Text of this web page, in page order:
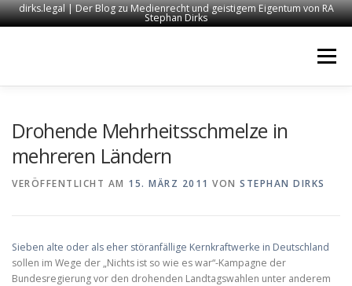
dirks.legal | Der Blog zu Medienrecht und geistigem Eigentum von RA
Stephan Dirks
Menü
Drohende Mehrheitsschmelze in
mehreren Ländern
VERÖFFENTLICHT AM 15. MÄRZ 2011 VON STEPHAN DIRKS
Sieben alte oder als eher störanfällige Kernkraftwerke in Deutschland
sollen im Wege der „Nichts ist so wie es war“-Kampagne der
Bundesregierung vor den drohenden Landtagswahlen unter anderem